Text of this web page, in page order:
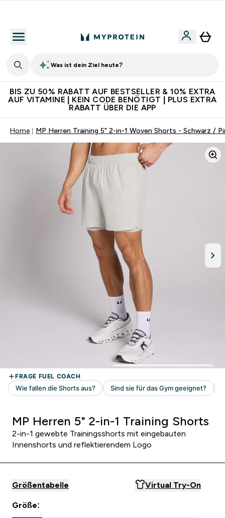
Was ist dein Ziel heute?
BIS ZU 50% RABATT AUF BESTSELLER & 10% EXTRA
AUF VITAMINE | KEIN CODE BENÖTIGT | PLUS EXTRA
RABATT ÜBER DIE APP
Home MP Herren Training 5" 2-in-1 Woven Shorts - Schwarz /
MP Herren 5" 2-in-1 Training Shorts
2-in-1 gewebte Trainingsshorts mit eingebauten
Innenshorts und reflektierendem Logo
Größentabelle Virtual Try-On
Größe: